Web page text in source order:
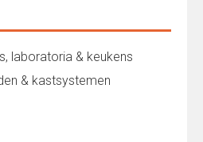
laboratoria & keukens
& kastsystemen